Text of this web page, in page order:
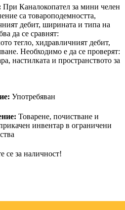
При Каналокопател за мини челен
са товароподемността,
дебит, ширината и типа на
да се сравнят:
тегло, хидравличният дебит,
Необходимо е да се проверят:
настилката и пространството за
Употребяван
Товарене, почистване и
инвентар в ограничени
за наличност!